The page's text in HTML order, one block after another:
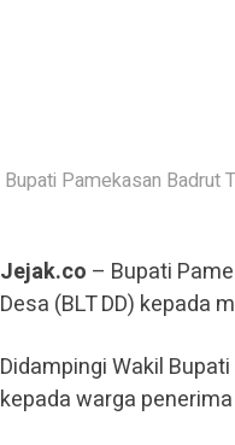
Bupati Pamekasan Badrut
Jejak.co – Bupati
Desa (BLT DD) kepada
Didampingi Wakil
kepada warga